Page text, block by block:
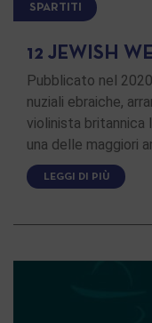
SPARTITI
12 JEWISH
Pubblicato nel
nuziali ebraiche,
violinista britannica
una delle maggiori
LEGGI DI PIÙ